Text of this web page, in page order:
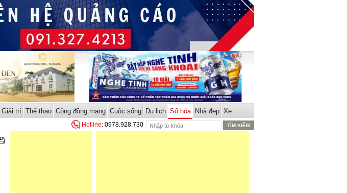
Giải trí Thể thao Cộng đồng mạng Cuộc sống Du lịch Số hóa Nhà đẹp Xe
Hotline: 0978.928.730